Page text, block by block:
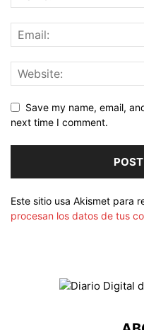
Save my name, email,
next time I comment.
Este sitio usa Akismet para
procesan los datos de tus